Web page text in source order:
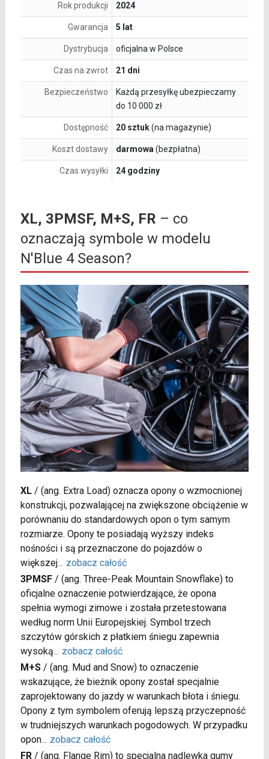
Rok produkcji 2024
Gwarancja 5 lat
Dystrybucja oficjalna w Polsce
Czas na zwrot 21 dni
Bezpieczeństwo
Każdą przesyłkę ubezpieczamy
do 10 000 zł
Dostępność 20 sztuk(na magazynie)
Koszt dostawy darmowa (bezpłatna)
Czas wysyłki 24 godziny
XL, 3PMSF, M+S, FR – co
oznaczają symbole w modelu
N'Blue 4 Season?
XL/ (ang. Extra Load) oznacza opony o wzmocnionej
konstrukcji, pozwalającej na zwiększone obciążenie w
porównaniu do standardowych opon o tym samym
rozmiarze. Opony te posiadają wyższy indeks
nośności i są przeznaczone do pojazdów o
większej... zobacz całość
3PMSF/ (ang. Three-Peak Mountain Snowflake) to
oficjalne oznaczenie potwierdzające, że opona
spełnia wymogi zimowe i została przetestowana
według norm Unii Europejskiej. Symbol trzech
szczytów górskich z płatkiem śniegu zapewnia
wysoką... zobacz całość
M+S/ (ang. Mud and Snow) to oznaczenie
wskazujące, że bieżnik opony został specjalnie
zaprojektowany do jazdy w warunkach błota i śniegu.
Opony z tym symbolem oferują lepszą przyczepność
w trudniejszych warunkach pogodowych. W przypadku
opon... zobacz całość
FR/ (ang. Flange Rim) to specjalna nadlewka gumy